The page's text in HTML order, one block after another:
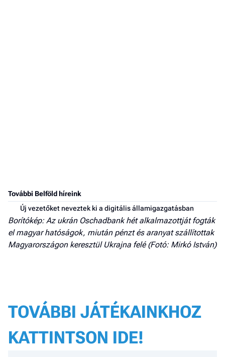
További Belföld híreink
Új vezetőket neveztek ki a digitális államigazgatásban
Borítókép: Az ukrán Oschadbank hét alkalmazottját fogták
el magyar hatóságok, miután pénzt és aranyat szállítottak
Magyarországon keresztül Ukrajna felé (Fotó: Mirkó István)
TOVÁBBI JÁTÉKAINKHOZ
KATTINTSON IDE!